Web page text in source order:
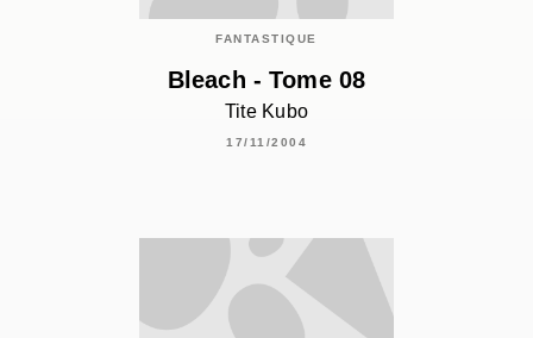
FANTASTIQUE
Bleach - Tome 08
Tite Kubo
17/11/2004